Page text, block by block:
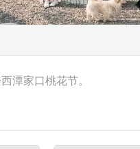
潭家口桃花节。